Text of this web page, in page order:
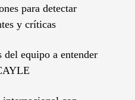
para detectar
y críticas
equipo a entender